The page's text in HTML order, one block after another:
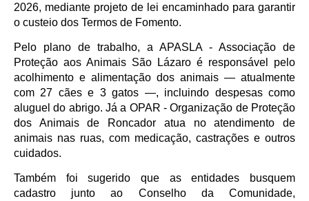
2026, mediante projeto de lei encaminhado para garantir
o custeio dos Termos de Fomento.
Pelo plano de trabalho, a APASLA - Associação de
Proteção aos Animais São Lázaro é responsável pelo
acolhimento e alimentação dos animais — atualmente
com 27 cães e 3 gatos —, incluindo despesas como
aluguel do abrigo. Já a OPAR - Organização de Proteção
dos Animais de Roncador atua no atendimento de
animais nas ruas, com medicação, castrações e outros
cuidados.
Também foi sugerido que as entidades busquem
cadastro junto ao Conselho da Comunidade,